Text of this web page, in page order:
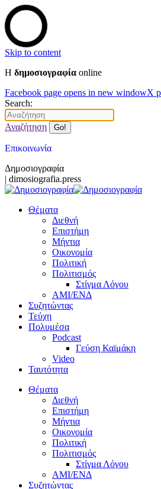
Skip to content
Η δημοσιογραφία online
Facebook page opens in new windowX
Search:
Αναζήτηση
Επικοινωνία
Δημοσιογραφία
| dimosiografia.press
Θέματα
Διεθνή
Επιστήμη
Μήντια
Οικονομία
Πολιτική
Πολιτισμός
Στίγμα Λόγου
AMI/ΕΝΔ
Συζητώντας
Τεύχη
Πολυμέσα
Podcast
Γεύση Καϊμάκη
Video
Ταυτότητα
Θέματα
Διεθνή
Επιστήμη
Μήντια
Οικονομία
Πολιτική
Πολιτισμός
Στίγμα Λόγου
AMI/ΕΝΔ
Συζητώντας